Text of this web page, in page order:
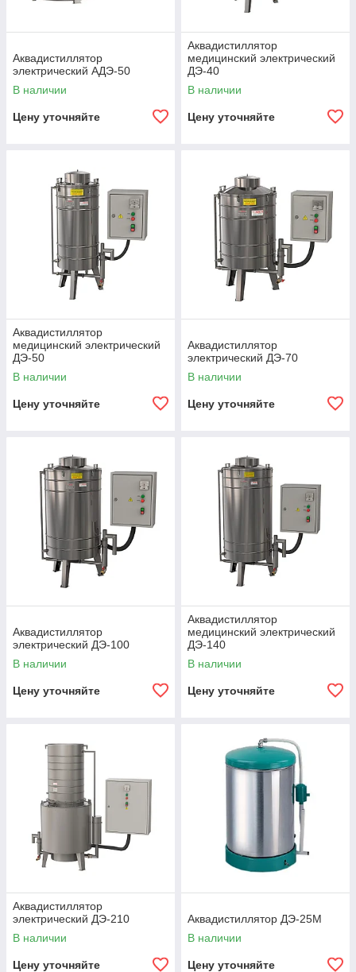
Аквадистиллятор
электрический АДЭ-50
В наличии
Цену уточняйте
Аквадистиллятор
медицинский электрический
ДЭ-40
В наличии
Цену уточняйте
Аквадистиллятор
медицинский электрический
ДЭ-50
В наличии
Цену уточняйте
Аквадистиллятор
электрический ДЭ-70
В наличии
Цену уточняйте
Аквадистиллятор
электрический ДЭ-100
В наличии
Цену уточняйте
Аквадистиллятор
медицинский электрический
ДЭ-140
В наличии
Цену уточняйте
Аквадистиллятор
электрический ДЭ-210
В наличии
Цену уточняйте
Аквадистиллятор ДЭ-25М
В наличии
Цену уточняйте